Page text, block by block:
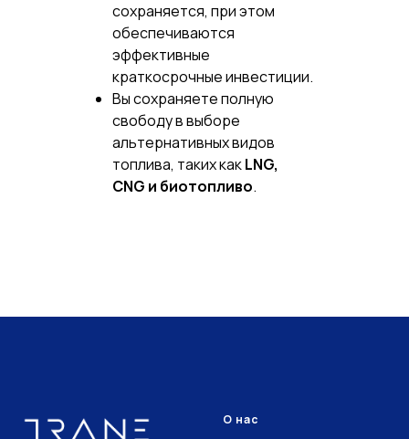
сохраняется, при этом
обеспечиваются
эффективные
краткосрочные инвестиции.
Вы сохраняете полную
свободу в выборе
альтернативных видов
топлива, таких какLNG,
CNG и биотопливо.
О нас